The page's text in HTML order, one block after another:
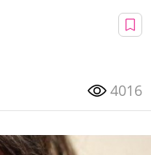
4016